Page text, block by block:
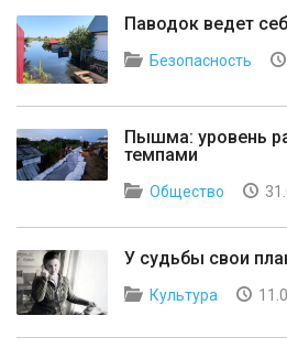
Паводок ведет
Безопасность
Пышма: уровень
темпами
Общество
У судьбы свои
Культура